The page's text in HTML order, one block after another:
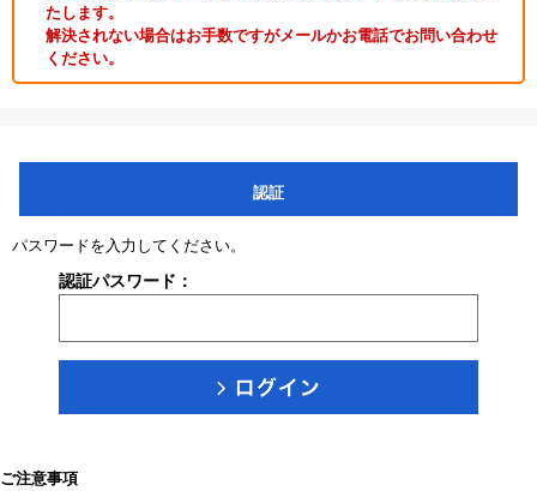
たします。
解決されない場合はお手数ですがメールかお電話でお問い合わせ
ください。
認証
パスワードを入力してください。
認証パスワード：
ご注意事項